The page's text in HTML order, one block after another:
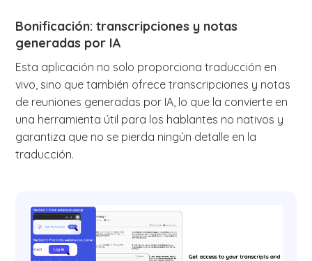
Bonificación: transcripciones y notas
generadas por IA
Esta aplicación no solo proporciona traducción en
vivo, sino que también ofrece transcripciones y notas
de reuniones generadas por IA, lo que la convierte en
una herramienta útil para los hablantes no nativos y
garantiza que no se pierda ningún detalle en la
traducción.